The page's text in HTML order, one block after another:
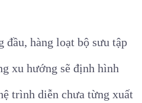
đầu, hàng loạt bộ sưu tập
xu hướng sẽ định hình
trình diễn chưa từng xuất